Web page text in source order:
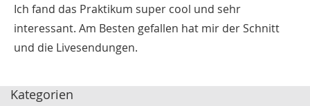
Ich fand das Praktikum super cool und sehr
interessant. Am Besten gefallen hat mir der Schnitt
und die Livesendungen.
Kategorien